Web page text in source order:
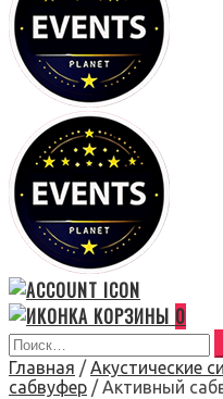
0
Главная / Акустические
сабвуфер / Активный